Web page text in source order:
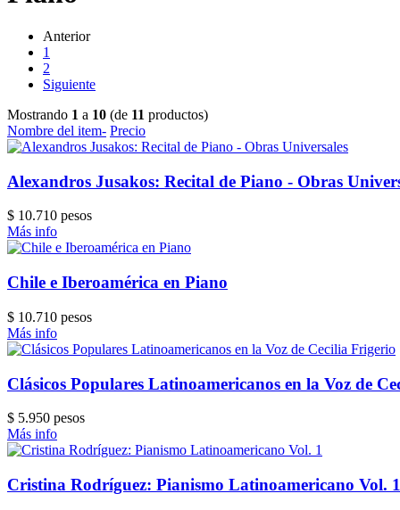
Anterior
1
2
Siguiente
Mostrando 1 a 10 (de 11 productos)
Nombre del item- Precio
Alexandros Jusakos: Recital de Piano - Obras
$ 10.710 pesos
Más info
Chile e Iberoamérica en Piano
$ 10.710 pesos
Más info
Clásicos Populares Latinoamericanos en la Voz de
$ 5.950 pesos
Más info
Cristina Rodríguez: Pianismo Latinoamericano Vol. 1